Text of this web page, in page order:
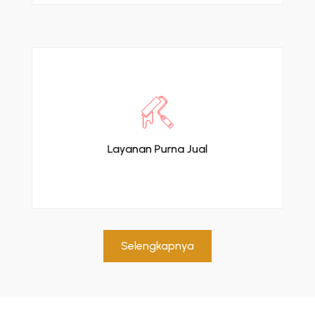
Layanan Purna Jual
Dukungan teknis dan garansi alat kesehatan.
Selengkapnya